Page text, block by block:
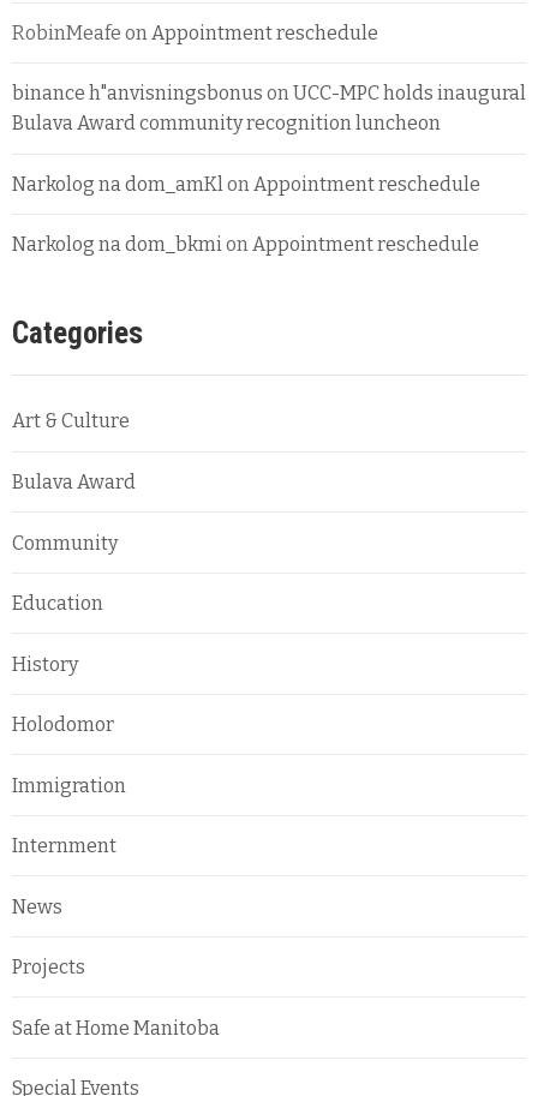
RobinMeafe onAppointment reschedule
binance h"anvisningsbonus onUCC-MPC holds inaugural
Bulava Award community recognition luncheon
Narkolog na dom_amKlonAppointment reschedule
Narkolog na dom_bkmionAppointment reschedule
Categories
Art & Culture
Bulava Award
Community
Education
History
Holodomor
Immigration
Internment
News
Projects
Safe at Home Manitoba
Special Events